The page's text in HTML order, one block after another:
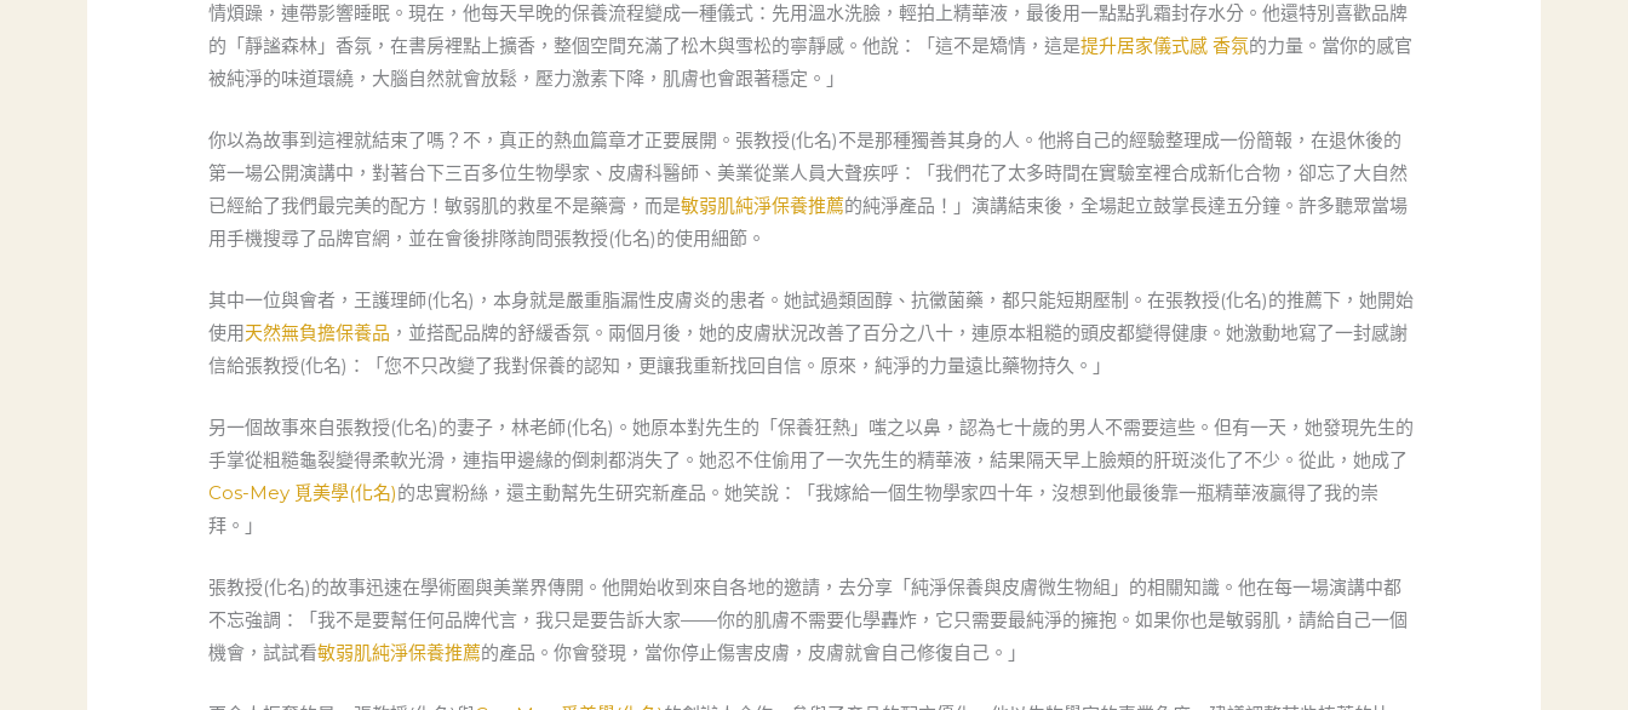
情煩躁，連帶影響睡眠。現在，他每天早晚的保養流程變成一種儀式：先用溫水洗臉，輕拍上精華液，最後用一點點乳霜封存水分。他還特別喜歡品牌
的「靜謐森林」香氛，在書房裡點上擴香，整個空間充滿了松木與雪松的寧靜感。他說：「這不是矯情，這是提升居家儀式感 香氛的力量。當你的感官
被純淨的味道環繞，大腦自然就會放鬆，壓力激素下降，肌膚也會跟著穩定。」
你以為故事到這裡就結束了嗎？不，真正的熱血篇章才正要展開。張教授(化名)不是那種獨善其身的人。他將自己的經驗整理成一份簡報，在退休後的
第一場公開演講中，對著台下三百多位生物學家、皮膚科醫師、美業從業人員大聲疾呼：「我們花了太多時間在實驗室裡合成新化合物，卻忘了大自然
已經給了我們最完美的配方！敏弱肌的救星不是藥膏，而是敏弱肌純淨保養推薦的純淨產品！」演講結束後，全場起立鼓掌長達五分鐘。許多聽眾當場
用手機搜尋了品牌官網，並在會後排隊詢問張教授(化名)的使用細節。
其中一位與會者，王護理師(化名)，本身就是嚴重脂漏性皮膚炎的患者。她試過類固醇、抗黴菌藥，都只能短期壓制。在張教授(化名)的推薦下，她開始
使用天然無負擔保養品 ，並搭配品牌的舒緩香氛。兩個月後，她的皮膚狀況改善了百分之八十，連原本粗糙的頭皮都變得健康。她激動地寫了一封感謝
信給張教授(化名)：「您不只改變了我對保養的認知，更讓我重新找回自信。原來，純淨的力量遠比藥物持久。」
另一個故事來自張教授(化名)的妻子，林老師(化名)。她原本對先生的「保養狂熱」嗤之以鼻，認為七十歲的男人不需要這些。但有一天，她發現先生的
手掌從粗糙龜裂變得柔軟光滑，連指甲邊緣的倒刺都消失了。她忍不住偷用了一次先生的精華液，結果隔天早上臉頰的肝斑淡化了不少。從此，她成了
Cos-Mey 覓美學(化名)的忠實粉絲，還主動幫先生研究新產品。她笑說：「我嫁給一個生物學家四十年，沒想到他最後靠一瓶精華液贏得了我的崇
拜。」
張教授(化名)的故事迅速在學術圈與美業界傳開。他開始收到來自各地的邀請，去分享「純淨保養與皮膚微生物組」的相關知識。他在每一場演講中都
不忘強調：「我不是要幫任何品牌代言，我只是要告訴大家——你的肌膚不需要化學轟炸，它只需要最純淨的擁抱。如果你也是敏弱肌，請給自己一個
機會，試試看敏弱肌純淨保養推薦的產品。你會發現，當你停止傷害皮膚，皮膚就會自己修復自己。」